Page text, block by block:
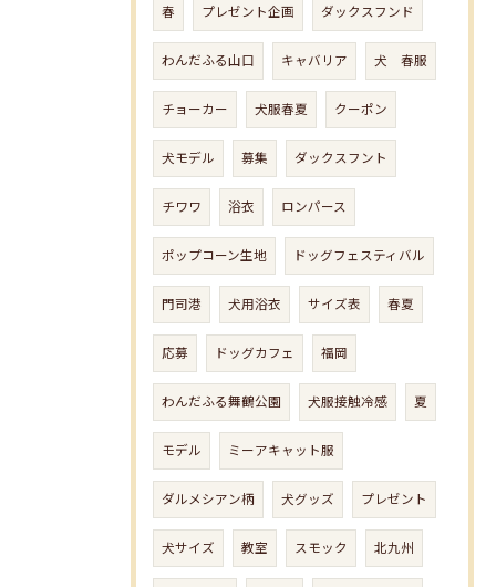
春 プレゼント企画 ダックスフンド
わんだふる山口 キャバリア 犬 春服
チョーカー 犬服春夏 クーポン
犬モデル 募集 ダックスフント
チワワ 浴衣 ロンパース
ポップコーン生地 ドッグフェスティバル
門司港 犬用浴衣 サイズ表 春夏
応募 ドッグカフェ 福岡
わんだふる舞鶴公園 犬服接触冷感 夏
モデル ミーアキャット服
ダルメシアン柄 犬グッズ プレゼント
犬サイズ 教室 スモック 北九州